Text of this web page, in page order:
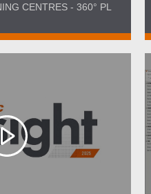
CENTRES - 360° PL